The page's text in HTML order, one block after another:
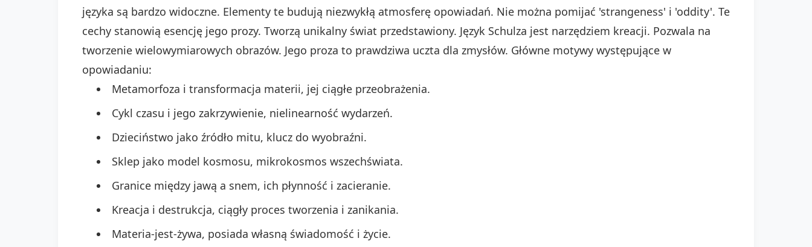
języka są bardzo widoczne. Elementy te budują niezwykłą atmosferę opowiadań. Nie można pomijać 'strangeness' i 'oddity'. Te
cechy stanowią esencję jego prozy. Tworzą unikalny świat przedstawiony. Język Schulza jest narzędziem kreacji. Pozwala na
tworzenie wielowymiarowych obrazów. Jego proza to prawdziwa uczta dla zmysłów. Główne motywy występujące w
opowiadaniu:
Metamorfoza i transformacja materii, jej ciągłe przeobrażenia.
Cykl czasu i jego zakrzywienie, nielinearność wydarzeń.
Dzieciństwo jako źródło mitu, klucz do wyobraźni.
Sklep jako model kosmosu, mikrokosmos wszechświata.
Granice między jawą a snem, ich płynność i zacieranie.
Kreacja i destrukcja, ciągły proces tworzenia i zanikania.
Materia-jest-żywa, posiada własną świadomość i życie.